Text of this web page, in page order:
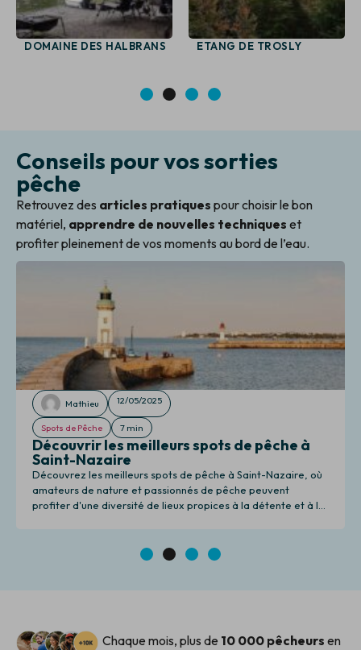
DOMAINE DES HALBRANS ETANG DE TROSLY
3 4
Conseils pour vos sorties
pêche
Retrouvez des articles pratiques pour choisir le bon
matériel, apprendre de nouvelles techniques et
profiter pleinement de vos moments au bord de l’eau.
Mathieu 12/05/2025
Spots de Pêche 7 min
Découvrir les meilleurs spots de pêche à
Saint-Nazaire
Découvrez les meilleurs spots de pêche à Saint-Nazaire, où
amateurs de nature et passionnés de pêche peuvent
profiter d'une diversité de lieux propices à la détente et à la
3 4
Chaque mois, plus de 10 000 pêcheurs en